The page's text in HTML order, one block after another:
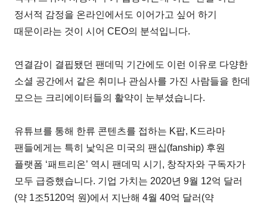
정서적 감정을 온라인에서도 이어가고 싶어 하기
때문이라는 것이 시어 CEO의 분석입니다.
연결감이 결핍됐던 팬데믹 기간에도 이런 이유로 다양한
소셜 공간에서 같은 취미나 관심사를 가진 사람들을 한데
모으는 크리에이터들의 활약이 눈부셨습니다.
유튜브를 통해 한류 콘텐츠를 접하는 K팝, K드라마
팬들에게는 특히 낯익은 미국의 팬십(fanship) 후원
플랫폼 ‘패트리온’ 역시 팬데믹 시기, 창작자와 구독자가
모두 급증했습니다. 기업 가치는 2020년 9월 12억 달러
(약 1조5120억 원)에서 지난해 4월 40억 달러(약